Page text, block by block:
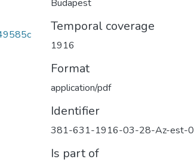
Budapest
Temporal coverage
1916
Format
application/pdf
Identifier
381-631-1916-03-28-Az-est-
Is part of